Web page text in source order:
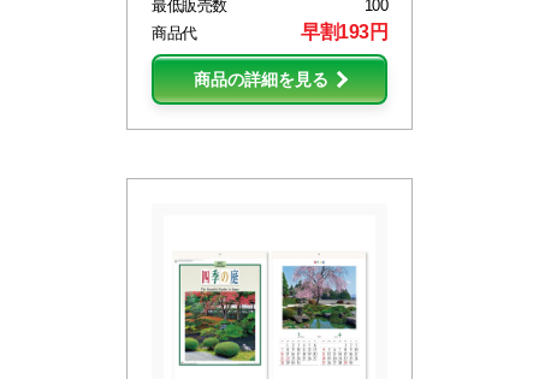
最低販売数
100
商品代
早割193円
商品の詳細を見る